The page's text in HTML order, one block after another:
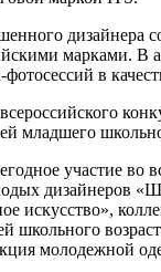
дизайнера
марками. В
в
младшего
участие во
дизайнеров
искусство»,
школьного
молодежной